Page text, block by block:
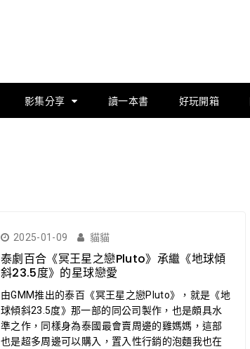
影集分享 讀一本書 好玩開箱
2025-01-09 貓貓
泰劇百合《冥王星之戀Pluto》承繼《地球傾
斜23.5度》的星球戀愛
由GMM推出的泰百《冥王星之戀Pluto》，就是《地
球傾斜23.5度》那一部的同公司製作，也是頗具水
準之作，同樣身為泰國最會賣周邊的雞媽媽，這部
也是超多周邊可以購入，置入性行銷的泡麵我也在